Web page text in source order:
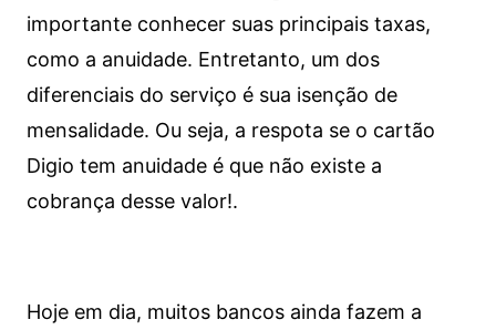
importante conhecer suas principais taxas,
como a anuidade. Entretanto, um dos
diferenciais do serviço é sua isenção de
mensalidade. Ou seja, a respota se o cartão
Digio tem anuidade é que não existe a
cobrança desse valor!.
Hoje em dia, muitos bancos ainda fazem a